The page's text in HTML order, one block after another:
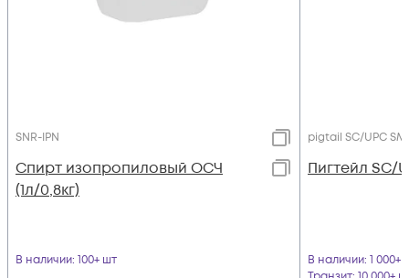
SNR-IPN
Спирт изопропиловый ОСЧ
(1л/0,8кг)
В наличии: 100+ шт
pigtail SC/UPC SM
Пигтейл SC/
В наличии: 1 000+